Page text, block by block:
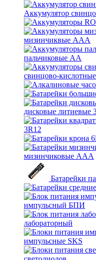
Аккумулятор
мизинчиквые ААА
пальчиковые АА
свинцово-кислотные
дисковые литиевые
3R12
мизинчиковые ААА
Батарейки
импульсный БПИ
лабораторный
импульсные SKS